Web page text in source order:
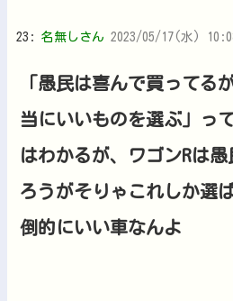
23: 名無しさん 2023/05/17(水)
「愚民は喜んで買ってる
当にいいものを選ぶ」っ
はわかるが、ワゴンRは
ろうがそりゃこれしか選
倒的にいい車なんよ